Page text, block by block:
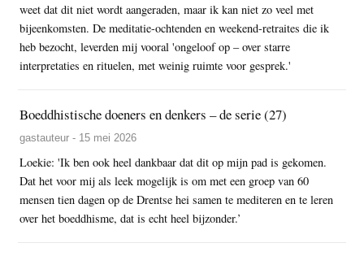
weet dat dit niet wordt aangeraden, maar ik kan niet zo veel met
bijeenkomsten. De meditatie-ochtenden en weekend-retraites die ik
heb bezocht, leverden mij vooral 'ongeloof op – over starre
interpretaties en rituelen, met weinig ruimte voor gesprek.'
Boeddhistische doeners en denkers – de serie (27)
gastauteur - 15 mei 2026
Loekie: 'Ik ben ook heel dankbaar dat dit op mijn pad is gekomen.
Dat het voor mij als leek mogelijk is om met een groep van 60
mensen tien dagen op de Drentse hei samen te mediteren en te leren
over het boeddhisme, dat is echt heel bijzonder.’